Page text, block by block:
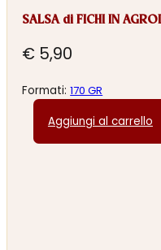
SALSA di FICHI IN
€ 5,90
Formati:170 GR
Aggiungi al carrello